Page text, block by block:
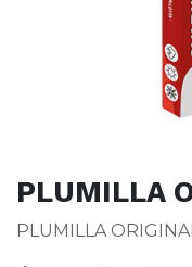
PLUMILLA
PLUMILLA